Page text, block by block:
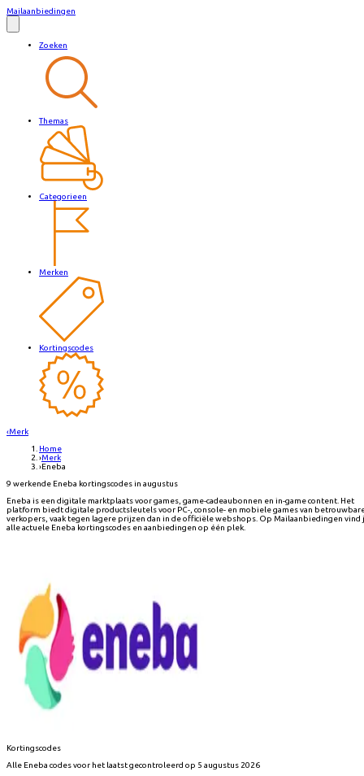
Mailaanbiedingen
Zoeken
Themas
Categorieen
Merken
Kortingscodes
‹Merk
Home
›Merk
›Eneba
9 werkende Eneba kortingscodes in augustus
Eneba is een digitale marktplaats voor games, game-cadeaubonnen en in-game content. Het
platform biedt digitale productsleutels voor PC-, console- en mobiele games van
verkopers, vaak tegen lagere prijzen dan in de officiële webshops. Op Mailaanbiedingen vind
alle actuele Eneba kortingscodes en aanbiedingen op één plek.
Kortingscodes
Alle Eneba codes voor het laatst gecontroleerd op 5 augustus 2026